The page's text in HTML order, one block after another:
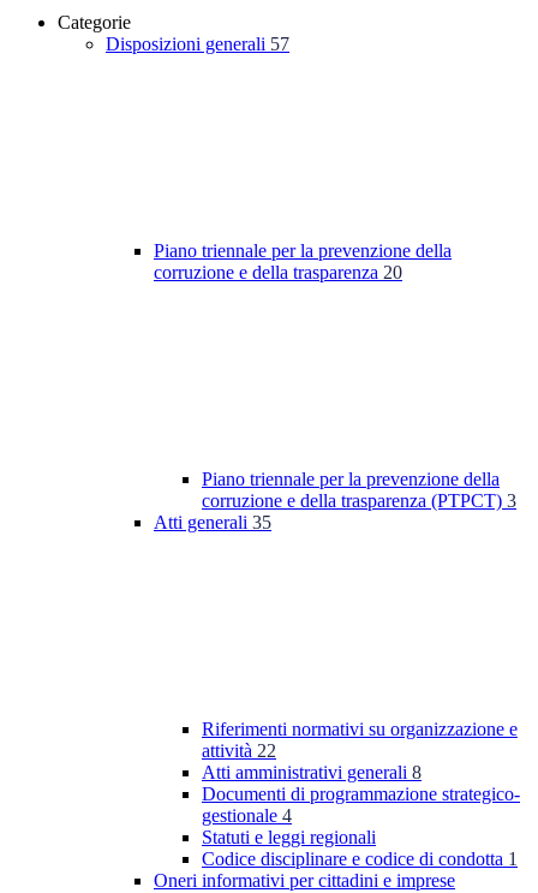
Categorie
Disposizioni generali 57
Piano triennale per la prevenzione della
corruzione e della trasparenza 20
Piano triennale per la prevenzione della
corruzione e della trasparenza (PTPCT) 3
Atti generali 35
Riferimenti normativi su organizzazione e
attività 22
Atti amministrativi generali 8
Documenti di programmazione strategico-
gestionale 4
Statuti e leggi regionali
Codice disciplinare e codice di condotta 1
Oneri informativi per cittadini e imprese